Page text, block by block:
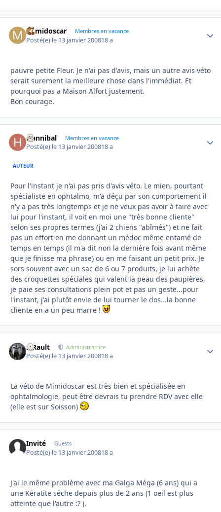
mimidoscar Membres en vacance
Posté(e) le 13 janvier 200818 a
pauvre petite Fleur. Je n'ai pas d'avis, mais un autre avis véto
serait surement la meilleure chose dans l'immédiat. Et
pourquoi pas a Maison Alfort justement.
Bon courage.
Hannibal Membres en vacance
Posté(e) le 13 janvier 200818 a
AUTEUR
Pour l'instant je n'ai pas pris d'avis véto. Le mien, pourtant
spécialiste en ophtalmo, m'a déçu par son comportement il
n'y a pas très longtemps et je ne veux pas avoir à faire avec
lui pour l'instant, il voit en moi une "très bonne cliente"
selon ses propres termes (j'ai 2 chiens "abîmés") et ne fait
pas un effort en me donnant un médoc même entamé de
temps en temps (il m'a dit non la dernière fois avant même
que je finisse ma phrase) ou en me faisant un petit prix. Je
sors souvent avec un sac de 6 ou 7 produits, je lui achète
des croquettes spéciales qui valent la peau des paupières,
je paie ses consultations plein pot et pas un geste...pour
l'instant, j'ai plutôt envie de lui tourner le dos...la bonne
cliente en a un peu marre !
S.Rault Administratrice
Posté(e) le 13 janvier 200818 a
La véto de Mimidoscar est très bien et spécialisée en
ophtalmologie, peut être devrais tu prendre RDV avec elle
(elle est sur Soisson)
Invité Guests
Posté(e) le 13 janvier 200818 a
J'ai le même problème avec ma Galga Méga (6 ans) qui a
une Kératite séche depuis plus de 2 ans (1 oeil est plus
atteinte que l'autre :? ).